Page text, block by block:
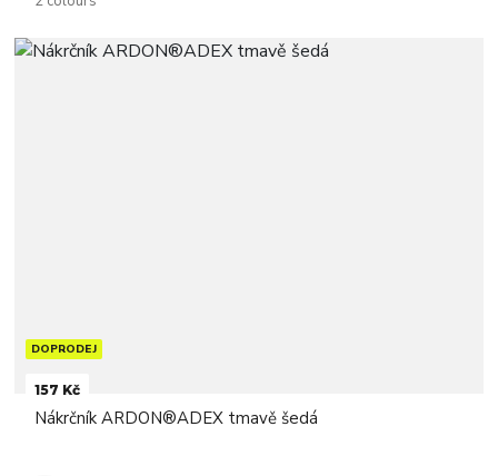
DOPRODEJ
157 Kč
Nákrčník ARDON®ADEX tmavě šedá